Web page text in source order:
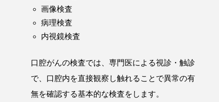
画像検査
病理検査
内視鏡検査
口腔がんの検査では、専門医による視診・触診
で、口腔内を直接観察し触れることで異常の有
無を確認する基本的な検査をします。